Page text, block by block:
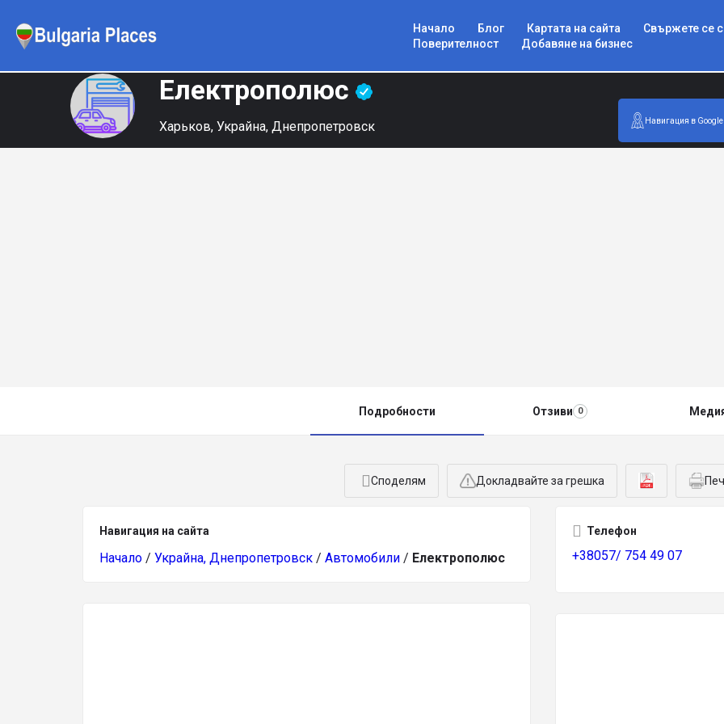
Начало Блог Картата на сайта
Свържете се
Поверителност
Добавяне на бизнес
Електрополюс
Харьков, Украйна, Днепропетровск Навигация в Google
Подробности Отзиви 0
Споделям Докладвайте за грешка
Навигация на сайта
Начало / Украйна, Днепропетровск / Автомобили / Електрополюс
Телефон
+38057/ 754 49 07